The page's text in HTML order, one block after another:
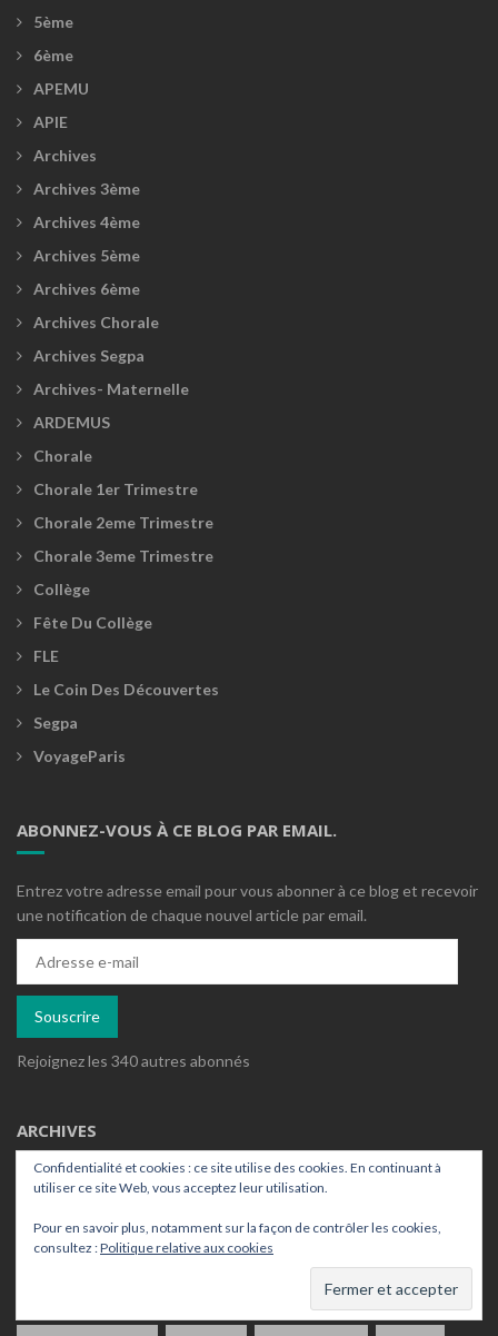
5ème
6ème
APEMU
APIE
Archives
Archives 3ème
Archives 4ème
Archives 5ème
Archives 6ème
Archives Chorale
Archives Segpa
Archives- Maternelle
ARDEMUS
Chorale
Chorale 1er Trimestre
Chorale 2eme Trimestre
Chorale 3eme Trimestre
Collège
Fête Du Collège
FLE
Le Coin Des Découvertes
Segpa
VoyageParis
ABONNEZ-VOUS À CE BLOG PAR EMAIL.
Entrez votre adresse email pour vous abonner à ce blog et recevoir
une notification de chaque nouvel article par email.
mail
Souscrire
Rejoignez les 340 autres abonnés
ARCHIVES
Archives
Confidentialité et cookies : ce site utilise des cookies. En continuant à
utiliser ce site Web, vous acceptez leur utilisation.
Pour en savoir plus, notamment sur la façon de contrôler les cookies,
consultez :Politique relative aux cookies